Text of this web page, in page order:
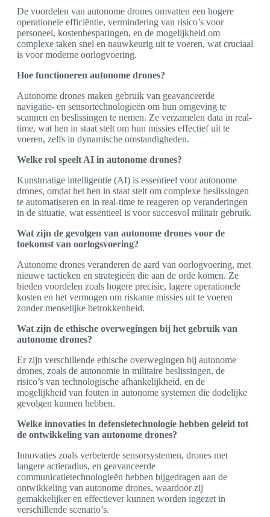
De voordelen van autonome drones omvatten een hogere
operationele efficiëntie, vermindering van risico’s voor
personeel, kostenbesparingen, en de mogelijkheid om
complexe taken snel en nauwkeurig uit te voeren, wat cruciaal
is voor moderne oorlogvoering.
Hoe functioneren autonome drones?
Autonome drones maken gebruik van geavanceerde
navigatie- en sensortechnologieën om hun omgeving te
scannen en beslissingen te nemen. Ze verzamelen data in real-
time, wat hen in staat stelt om hun missies effectief uit te
voeren, zelfs in dynamische omstandigheden.
Welke rol speelt AI in autonome drones?
Kunstmatige intelligentie (AI) is essentieel voor autonome
drones, omdat het hen in staat stelt om complexe beslissingen
te automatiseren en in real-time te reageren op veranderingen
in de situatie, wat essentieel is voor succesvol militair gebruik.
Wat zijn de gevolgen van autonome drones voor de
toekomst van oorlogsvoering?
Autonome drones veranderen de aard van oorlogvoering, met
nieuwe tactieken en strategieën die aan de orde komen. Ze
bieden voordelen zoals hogere precisie, lagere operationele
kosten en het vermogen om riskante missies uit te voeren
zonder menselijke betrokkenheid.
Wat zijn de ethische overwegingen bij het gebruik van
autonome drones?
Er zijn verschillende ethische overwegingen bij autonome
drones, zoals de autonomie in militaire beslissingen, de
risico’s van technologische afhankelijkheid, en de
mogelijkheid van fouten in autonome systemen die dodelijke
gevolgen kunnen hebben.
Welke innovaties in defensietechnologie hebben geleid tot
de ontwikkeling van autonome drones?
Innovaties zoals verbeterde sensorsystemen, drones met
langere actieradius, en geavanceerde
communicatietechnologieën hebben bijgedragen aan de
ontwikkeling van autonome drones, waardoor zij
gemakkelijker en effectiever kunnen worden ingezet in
verschillende scenario’s.